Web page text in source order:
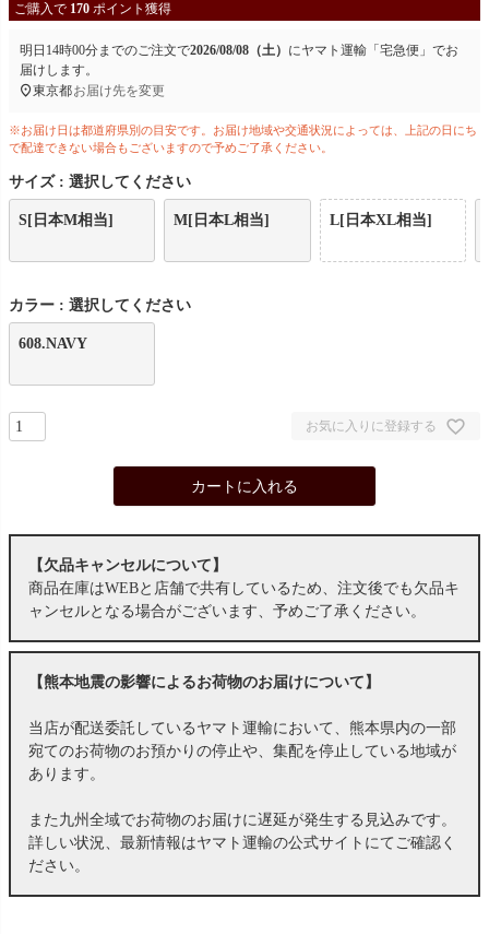
ご購入で 170 ポイント獲得
明日 14時00分までのご注文で2026/08/08（土） にヤマト運輸「宅急便」 でお
届けします。
東京都お届け先を変更
※お届け日は都道府県別の目安です。お届け地域や交通状況によっては、上記の日にち
で配達できない場合もございますので予めご了承ください。
サイズ 選択してください
S[日本M相当] M[日本L相当] L[日本XL相当]
カラー 選択してください
608.NAVY
お気に入りに登録する
カートに入れる
【欠品キャンセルについて】
商品在庫はWEBと店舗で共有しているため、注文後でも欠品キ
ャンセルとなる場合がございます、予めご了承ください。
【熊本地震の影響によるお荷物のお届けについて】
当店が配送委託しているヤマト運輸において、熊本県内の一部
宛てのお荷物のお預かりの停止や、集配を停止している地域が
あります。
また九州全域でお荷物のお届けに遅延が発生する見込みです。
詳しい状況、最新情報はヤマト運輸の公式サイトにてご確認く
ださい。